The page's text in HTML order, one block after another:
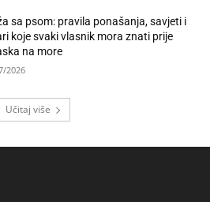
sa psom: pravila ponašanja, savjeti i
koje svaki vlasnik mora znati prije
na more
2026
Učitaj više